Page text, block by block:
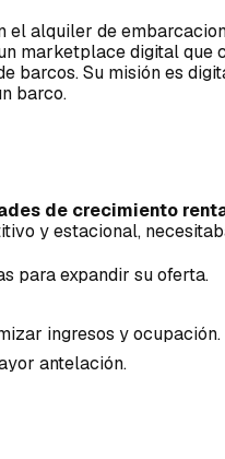
el alquiler de
marketplace digital que
barcos. Su misión es
barco.
de crecimiento
y estacional,
para expandir su oferta.
ingresos y ocupación.
antelación.